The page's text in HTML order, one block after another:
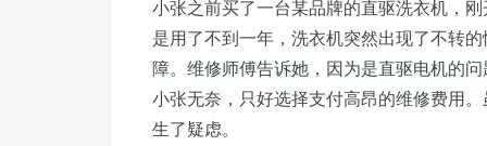
小张之前买了一台某品牌的直驱洗衣机，
是用了不到一年，洗衣机突然出现了不转
障。维修师傅告诉她，因为是直驱电机的
小张无奈，只好选择支付高昂的维修费用
生了疑虑。